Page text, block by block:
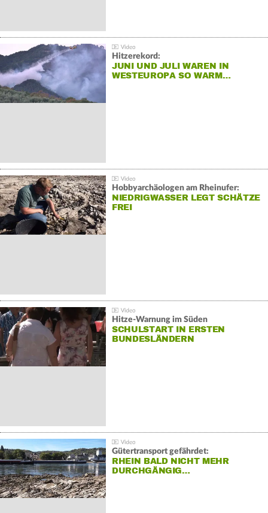
Hitzerekord:
JUNI UND JULI WAREN IN
WESTEUROPA SO WARM…
Hobbyarchäologen am Rheinufer:
NIEDRIGWASSER LEGT SCHÄTZE
FREI
Hitze-Warnung im Süden
SCHULSTART IN ERSTEN
BUNDESLÄNDERN
Gütertransport gefährdet:
RHEIN BALD NICHT MEHR
DURCHGÄNGIG…